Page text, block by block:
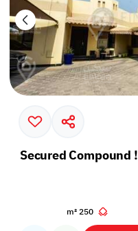
Secured Compound
250 m²